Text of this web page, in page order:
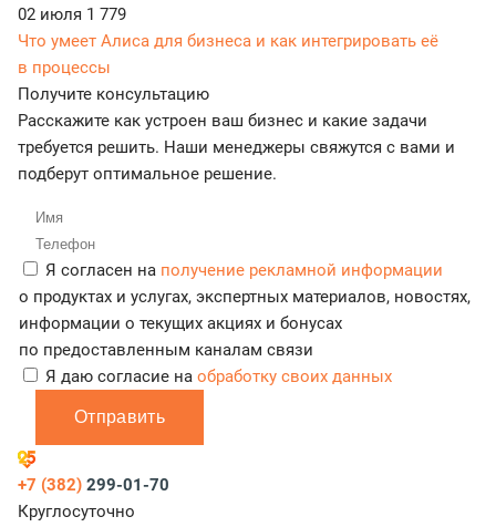
02 июля 1 779
Что умеет Алиса для бизнеса и как интегрировать её
в процессы
Получите консультацию
Расскажите как устроен ваш бизнес и какие задачи
требуется решить. Наши менеджеры свяжутся с вами и
подберут оптимальное решение.
Я согласен на получение рекламной информации
о продуктах и услугах, экспертных материалов, новостях,
информации о текущих акциях и бонусах
по предоставленным каналам связи
Я даю согласие на обработку своих данных
Отправить
+7 (382) 299-01-70
Круглосуточно